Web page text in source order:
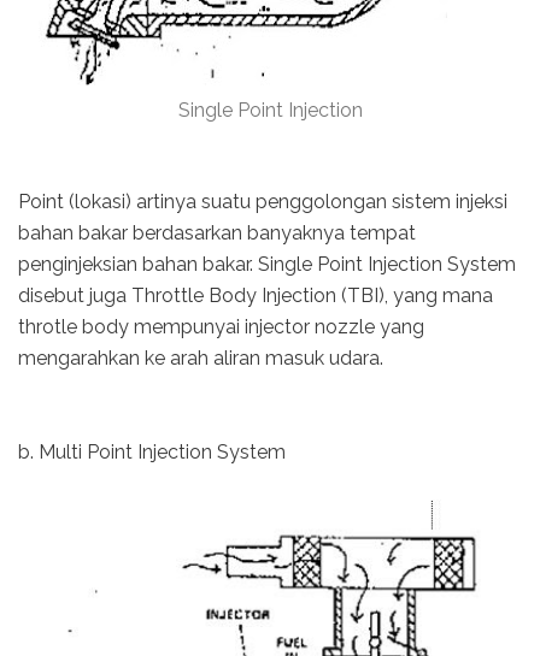
Single Point Injection
Point (lokasi) artinya suatu penggolongan sistem injeksi
bahan bakar berdasarkan banyaknya tempat
penginjeksian bahan bakar. Single Point Injection System
disebut juga Throttle Body Injection (TBI), yang mana
throtle body mempunyai injector nozzle yang
mengarahkan ke arah aliran masuk udara.
b. Multi Point Injection System